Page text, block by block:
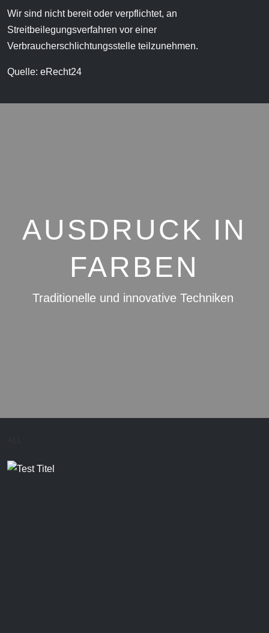
Wir sind nicht bereit oder verpflichtet, an
Streitbeilegungsverfahren vor einer
Verbraucherschlichtungsstelle teilzunehmen.
Quelle: eRecht24
AUSDRUCK IN
FARBEN
Traditionelle und innovative Techniken